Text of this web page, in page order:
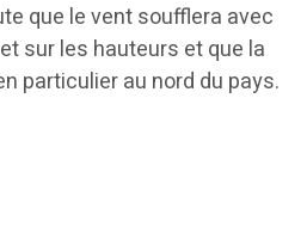
que le vent soufflera avec
sur les hauteurs et que la
particulier au nord du pays.